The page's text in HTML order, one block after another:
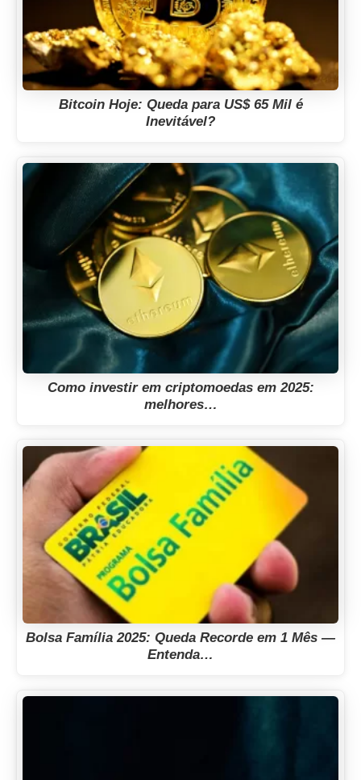
Bitcoin Hoje: Queda para US$ 65 Mil é
Inevitável?
Como investir em criptomoedas em 2025:
melhores…
Bolsa Família 2025: Queda Recorde em 1 Mês —
Entenda…